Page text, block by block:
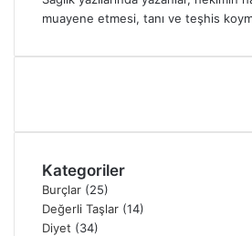
muayene etmesi, tanı ve teşhis
Kategoriler
Burçlar (25)
Değerli Taşlar (14)
Diyet (34)